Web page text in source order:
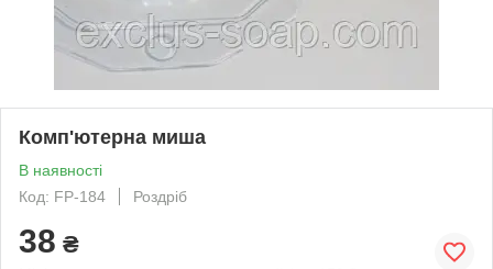
Комп'ютерна миша
В наявності
Код: FР-184
Роздріб
38 ₴